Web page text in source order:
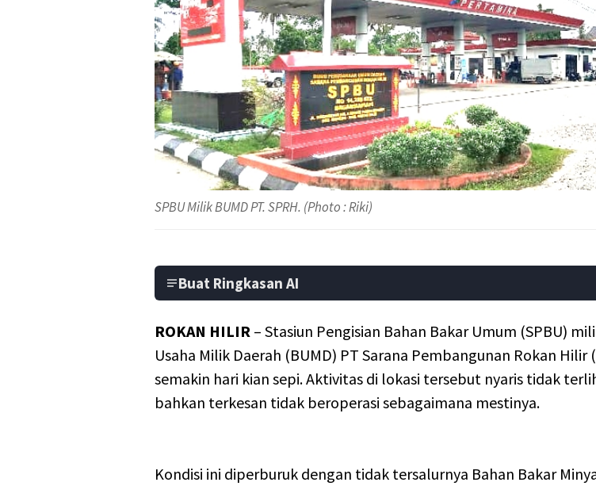
SPBU Milik BUMD PT. SPRH. (Photo : Riki)
Buat Ringkasan AI
ROKAN HILIR – Stasiun Pengisian Bahan Bakar Umum (SPBU)
Usaha Milik Daerah (BUMD) PT Sarana Pembangunan Rokan Hilir
semakin hari kian sepi. Aktivitas di lokasi tersebut nyaris tidak
bahkan terkesan tidak beroperasi sebagaimana mestinya.
Kondisi ini diperburuk dengan tidak tersalurnya Bahan Bakar